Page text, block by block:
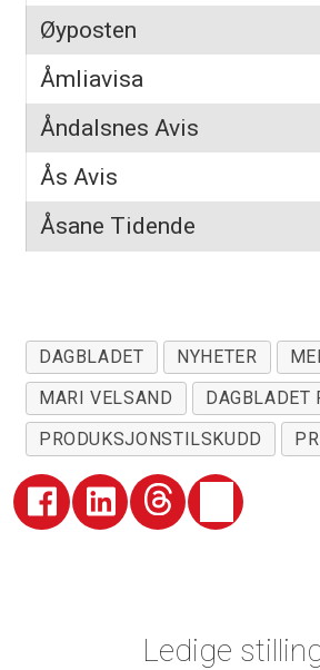
Øyposten
Åmliavisa
Åndalsnes Avis
Ås Avis
Åsane Tidende
DAGBLADET NYHETER
MARI VELSAND
DAGBLADET
PRODUKSJONSTILSKUDD
Ledige